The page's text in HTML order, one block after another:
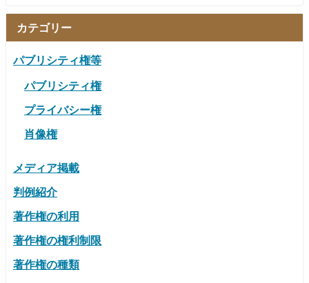
カテゴリー
パブリシティ権等
パブリシティ権
プライバシー権
肖像権
メディア掲載
判例紹介
著作権の利用
著作権の権利制限
著作権の種類